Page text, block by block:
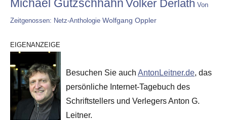
Michael Gutzschhahn Volker Derlath Von
Zeitgenossen: Netz-Anthologie Wolfgang Oppler
EIGENANZEIGE
Besuchen Sie auch AntonLeitner.de, das
persönliche Internet-Tagebuch des
Schriftstellers und Verlegers Anton G.
Leitner.